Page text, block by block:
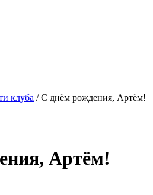
клуба /С днём рождения, Артём!
Артём!